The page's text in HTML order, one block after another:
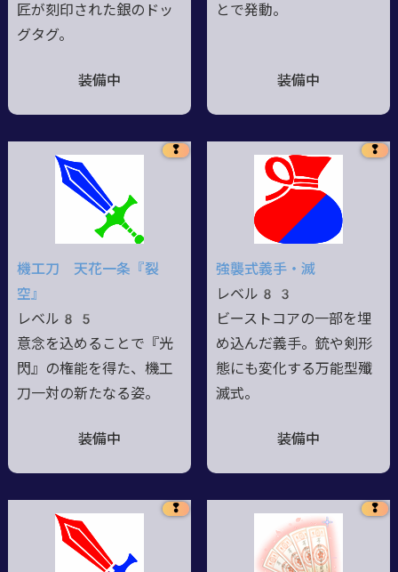
匠が刻印された銀のドッ
グタグ。
装備中
とで発動。
装備中
❢
機工刀 天花一条『裂
空』
レベル85
意念を込めることで『光
閃』の権能を得た、機工
刀一対の新たなる姿。
装備中
❢
強襲式義手・滅
レベル83
ビーストコアの一部を埋
め込んだ義手。銃や剣形
態にも変化する万能型殲
滅式。
装備中
❢ ❢